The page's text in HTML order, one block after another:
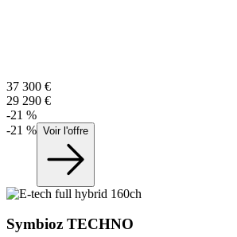
37 300 €
29 290 €
-21 %
-21 % Voir l'offre
Symbioz TECHNO